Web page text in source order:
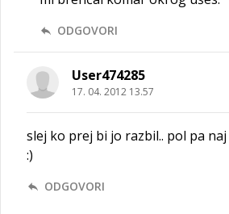
ODGOVORI
User474285
17. 04. 2012 13.57
slej ko prej bi jo razbil.. pol pa
:)
ODGOVORI